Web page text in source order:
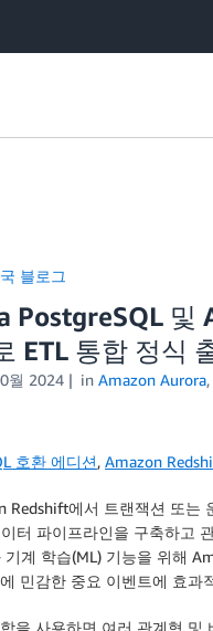
블로그
PostgreSQL 및
ETL 통합 정식
월 2024 in Amazon Aurora,
호환 에디션, Amazon
Redshift에서 트랜잭션 또는
터 파이프라인을 구축하고
계 학습(ML) 기능을 위해
민감한 중요 이벤트에 효과
을 사용하면 여러 관계형